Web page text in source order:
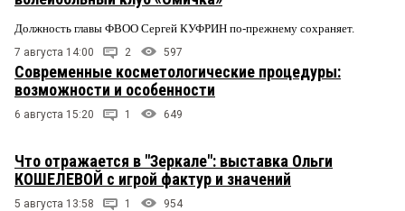
Должность главы ФВОО Сергей КУФРИН по-прежнему сохраняет.
7 августа 14:00 2 597
Современные косметологические процедуры:
возможности и особенности
6 августа 15:20 1 649
Что отражается в "Зеркале": выставка Ольги
КОШЕЛЕВОЙ с игрой фактур и значений
5 августа 13:58 1 954